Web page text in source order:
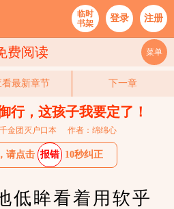
临时
书架
登录 注册
费阅读 菜单
看最新章节 下一章
行，这孩子我要定了！
金团灭户口本 作者：绵绵心
请点击 报错 10秒纠正
眸看着用软乎